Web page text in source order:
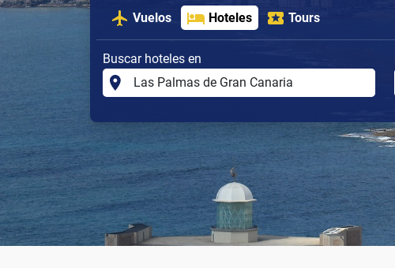
Vuelos Hoteles Tours
Buscar hoteles en